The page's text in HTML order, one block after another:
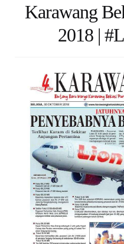
Suvenir
Cari Arsip
Alamat
Rekening
Reseller
Karawang
2018 |